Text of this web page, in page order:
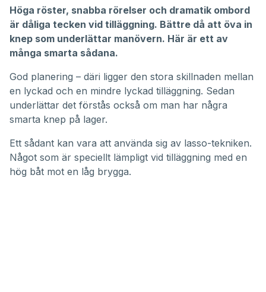
Höga röster, snabba rörelser och dramatik ombord
är dåliga tecken vid tilläggning. Bättre då att öva in
knep som underlättar manövern. Här är ett av
många smarta sådana.
God planering – däri ligger den stora skillnaden mellan
en lyckad och en mindre lyckad tilläggning. Sedan
underlättar det förstås också om man har några
smarta knep på lager.
Ett sådant kan vara att använda sig av lasso-tekniken.
Något som är speciellt lämpligt vid tilläggning med en
hög båt mot en låg brygga.